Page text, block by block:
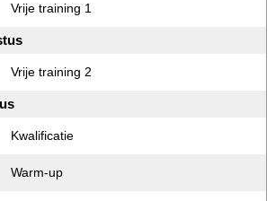
Vrije training 1
Vrije training 2
Kwalificatie
Warm-up